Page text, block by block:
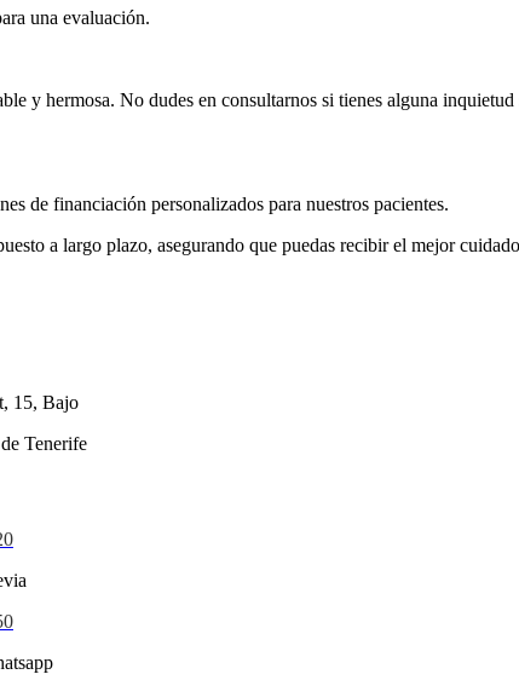
una evaluación.
y hermosa. No dudes en consultarnos si tienes alguna
de financiación personalizados para nuestros pacientes.
a largo plazo, asegurando que puedas recibir el mejor
15, Bajo
Tenerife